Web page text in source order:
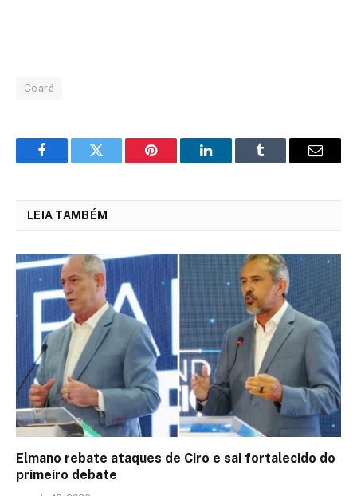
Ceará
FacebookTwitter Pinterest LinkedInTumblr Email
LEIA TAMBÉM
Elmano rebate ataques de Ciro e sai fortalecido do
primeiro debate